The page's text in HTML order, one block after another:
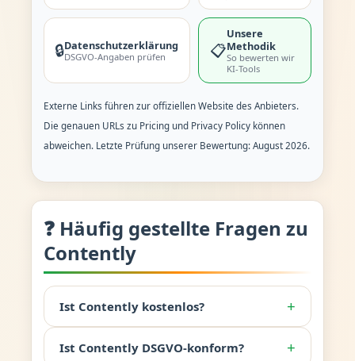
🔒Datenschutzerklärung
DSGVO-Angaben prüfen 📋
Unsere
Methodik
So bewerten wir
KI-Tools
Externe Links führen zur offiziellen Website des Anbieters.
Die genauen URLs zu Pricing und Privacy Policy können
abweichen. Letzte Prüfung unserer Bewertung: August 2026.
❓ Häufig gestellte Fragen zu
Contently
Ist Contently kostenlos? +
Ist Contently DSGVO-konform? +